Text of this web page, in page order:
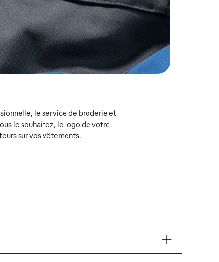
le service de broderie et
le souhaitez, le logo de votre
sur vos vêtements.